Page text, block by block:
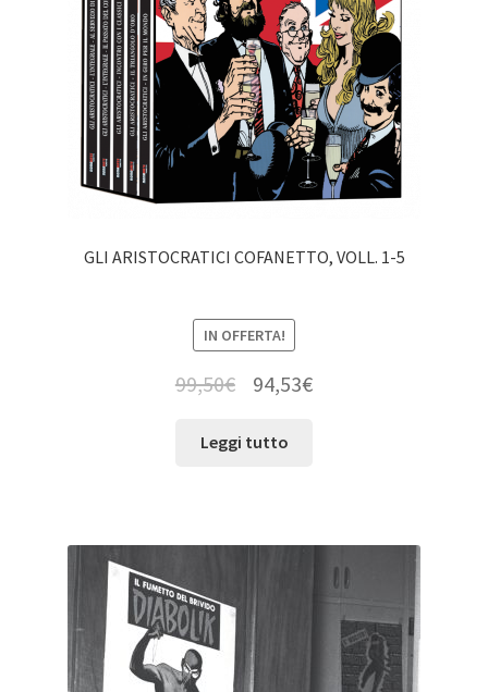
GLI ARISTOCRATICI COFANETTO, VOLL. 1-5
IN OFFERTA!
99,50€ 94,53€
Leggi tutto